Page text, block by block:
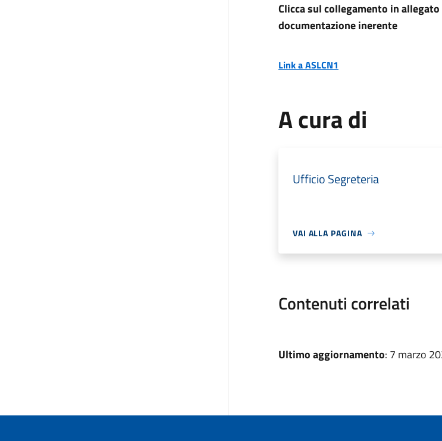
Clicca sul collegamento in
documentazione inerente
Link a ASLCN1
A cura di
Ufficio Segreteria
VAI ALLA PAGINA
Contenuti correlati
Ultimo aggiornamento: 7 marzo